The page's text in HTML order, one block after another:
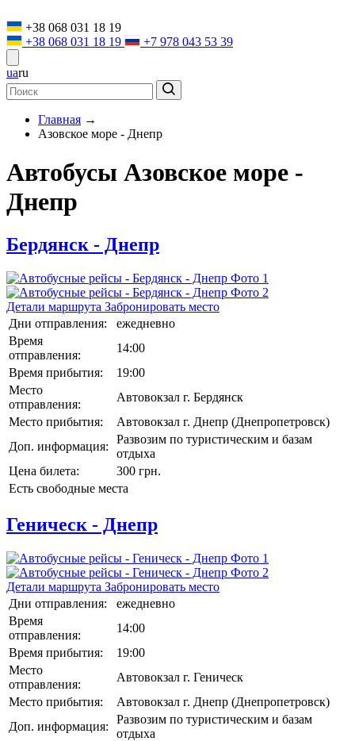
+38 068 031 18 19
+38 068 031 18 19
+7 978 043 53 39
uaru
Главная →
Азовское море - Днепр
Автобусы Азовское море -
Днепр
Бердянск - Днепр
Детали маршрута Забронировать место
Дни отправления:
ежедневно
Время
отправления:
14:00
Время прибытия:
19:00
Место
отправления:
Автовокзал г. Бердянск
Место прибытия:
Автовокзал г. Днепр (Днепропетровск)
Доп. информация:
Развозим по туристическим и базам
отдыха
Цена билета:
300 грн.
Есть свободные места
Геническ - Днепр
Детали маршрута Забронировать место
Дни отправления:
ежедневно
Время
отправления:
14:00
Время прибытия:
19:00
Место
отправления:
Автовокзал г. Геническ
Место прибытия:
Автовокзал г. Днепр (Днепропетровск)
Доп. информация:
Развозим по туристическим и базам
отдыха